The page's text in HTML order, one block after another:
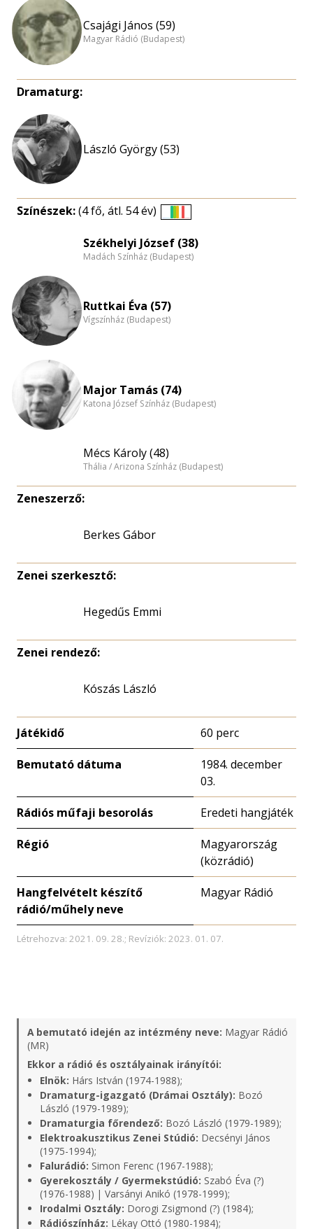
Csajági János (59)
Magyar Rádió (Budapest)
Dramaturg:
László György (53)
Színészek:(4 fő, átl. 54 év)
eloszlás
nagyítása
Székhelyi József (38)
Madách Színház (Budapest)
Ruttkai Éva (57)
Vígszínház (Budapest)
Major Tamás (74)
Katona József Színház (Budapest)
Mécs Károly (48)
Thália / Arizona Színház (Budapest)
Zeneszerző:
Berkes Gábor
Zenei szerkesztő:
Hegedűs Emmi
Zenei rendező:
Kószás László
Játékidő 60 perc
Bemutató dátuma
1984. december
03.
Rádiós műfaji besorolás Eredeti hangjáték
Régió
Magyarország
(közrádió)
Hangfelvételt készítő
rádió/műhely neve
Magyar Rádió
Létrehozva: 2021. 09. 28.; Revíziók: 2023. 01. 07.
A bemutató idején az intézmény neve: Magyar Rádió
(MR)
Ekkor a rádió és osztályainak irányítói:
Elnök: Hárs István (1974-1988);
Dramaturg-igazgató (Drámai Osztály): Bozó
László (1979-1989);
Dramaturgia főrendező: Bozó László (1979-1989);
Elektroakusztikus Zenei Stúdió: Decsényi János
(1975-1994);
Falurádió: Simon Ferenc (1967-1988);
Gyerekosztály / Gyermekstúdió: Szabó Éva (?)
(1976-1988) | Varsányi Anikó (1978-1999);
Irodalmi Osztály: Dorogi Zsigmond (?) (1984);
Rádiószínház: Lékay Ottó (1980-1984);